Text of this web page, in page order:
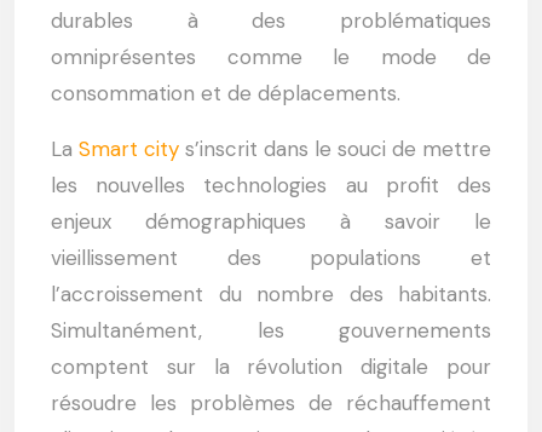
durables à des problématiques
omniprésentes comme le mode de
consommation et de déplacements.
La Smart city s’inscrit dans le souci de mettre
les nouvelles technologies au profit des
enjeux démographiques à savoir le
vieillissement des populations et
l’accroissement du nombre des habitants.
Simultanément, les gouvernements
comptent sur la révolution digitale pour
résoudre les problèmes de réchauffement